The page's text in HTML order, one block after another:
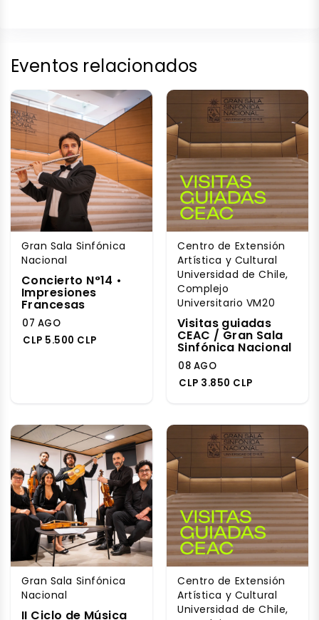
Eventos relacionados
Gran Sala Sinfónica
Nacional
Concierto N°14 •
Impresiones
Francesas
07 AGO
CLP 5.500 CLP
Centro de Extensión
Artística y Cultural
Universidad de Chile,
Complejo
Universitario VM20
Visitas guiadas
CEAC / Gran Sala
Sinfónica Nacional
08 AGO
CLP 3.850 CLP
Gran Sala Sinfónica
Nacional
II Ciclo de Música
Centro de Extensión
Artística y Cultural
Universidad de Chile,